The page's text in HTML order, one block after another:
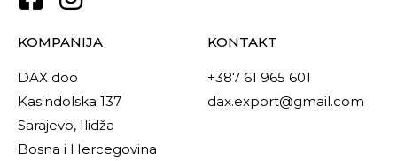
KOMPANIJA
DAX doo
Kasindolska 137
Sarajevo, Ilidža
Bosna i Hercegovina
KONTAKT
+387 61 965 601
dax.export@gmail.com